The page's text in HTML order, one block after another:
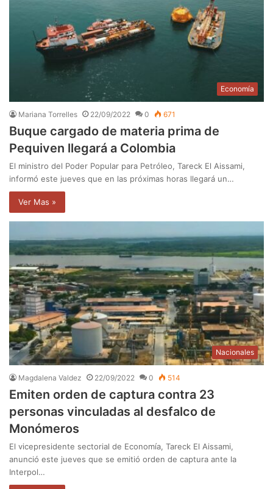
Economía
Mariana Torrelles 22/09/2022 0 671
Buque cargado de materia prima de
Pequiven llegará a Colombia
El ministro del Poder Popular para Petróleo, Tareck El Aissami,
informó este jueves que en las próximas horas llegará un…
Ver Mas »
Nacionales
Magdalena Valdez 22/09/2022 0 514
Emiten orden de captura contra 23
personas vinculadas al desfalco de
Monómeros
El vicepresidente sectorial de Economía, Tareck El Aissami,
anunció este jueves que se emitió orden de captura ante la
Interpol…